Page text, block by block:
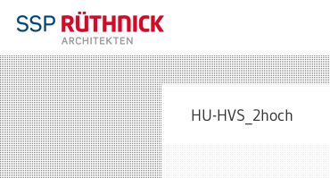
HU-HVS_2hoch